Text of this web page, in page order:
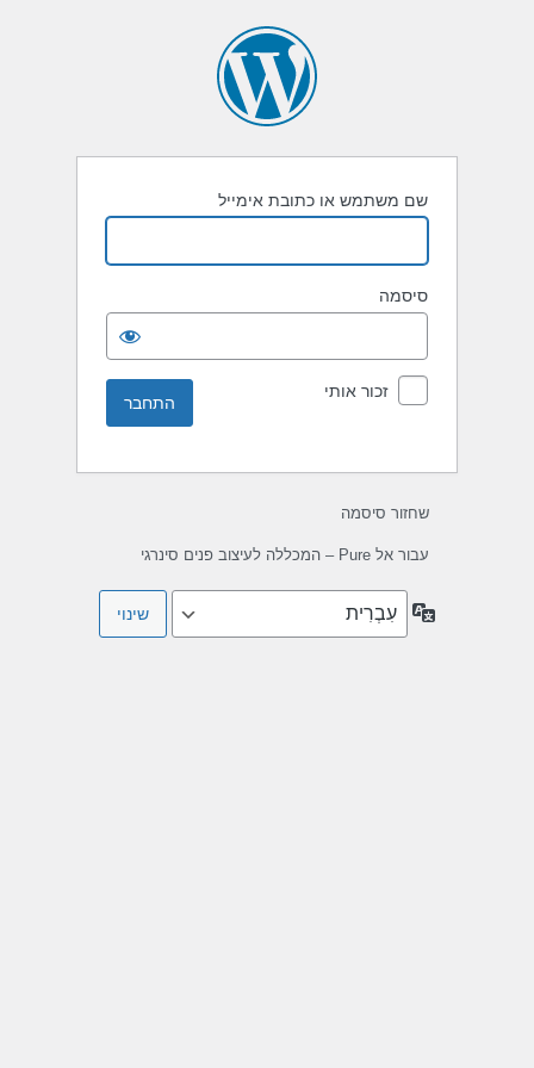
שם משתמש או כתובת אימייל
סיסמה
זכור אותי
שחזור סיסמה
עבור אל Pure – המכללה לעיצוב פנים סינרגי
שפה